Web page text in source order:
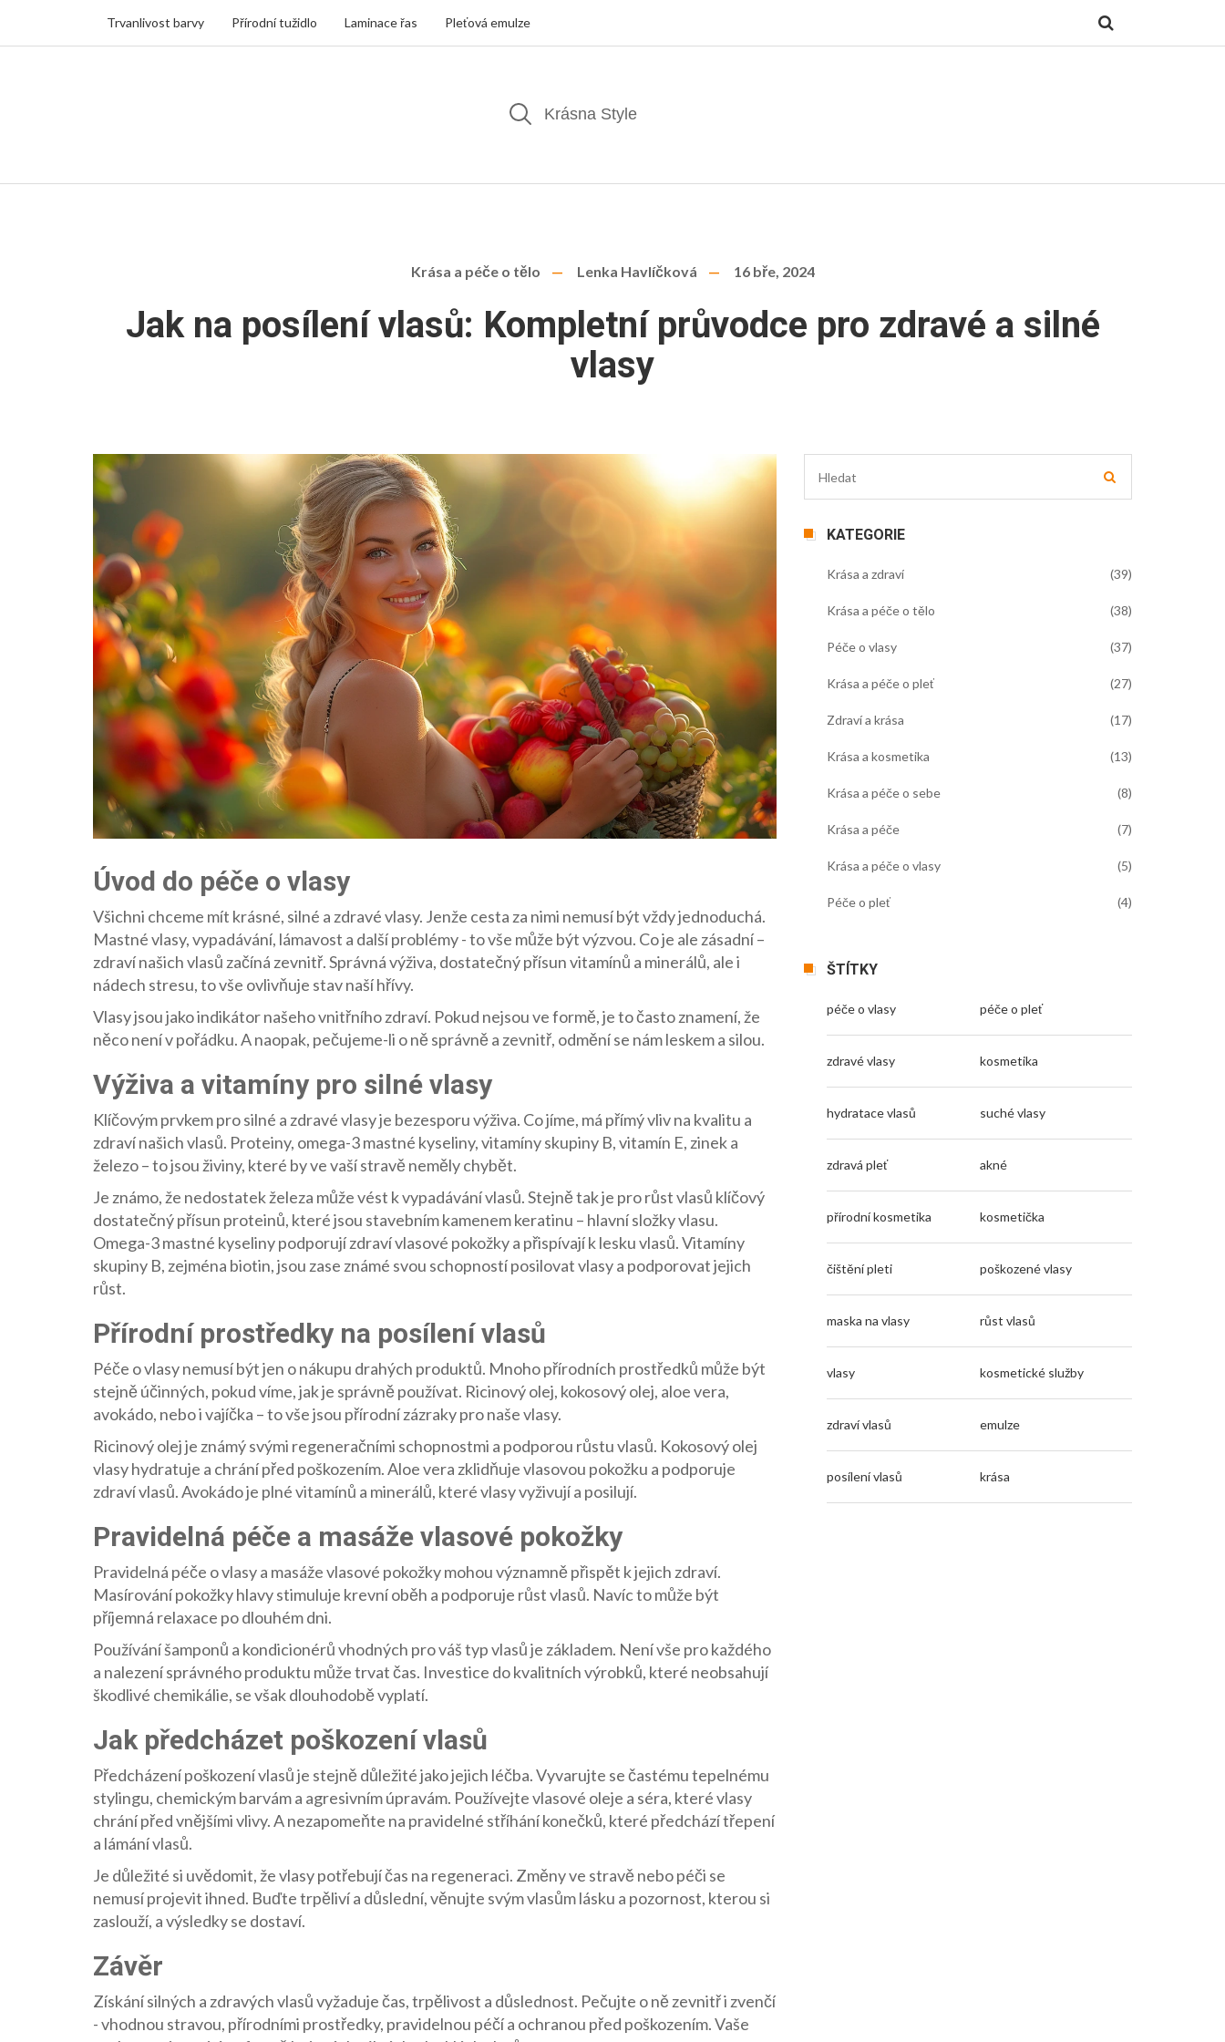
Trvanlivost barvy Přírodní tužidlo Laminace řas Pleťová emulze
Krása a péče o tělo Lenka Havlíčková 16 bře, 2024
Jak na posílení vlasů: Kompletní průvodce pro zdravé a silné
vlasy
Úvod do péče o vlasy
Všichni chceme mít krásné, silné a zdravé vlasy. Jenže cesta za nimi nemusí být vždy jednoduchá.
Mastné vlasy, vypadávání, lámavost a další problémy - to vše může být výzvou. Co je ale zásadní –
zdraví našich vlasů začíná zevnitř. Správná výživa, dostatečný přísun vitamínů a minerálů, ale i
nádech stresu, to vše ovlivňuje stav naší hřívy.
Vlasy jsou jako indikátor našeho vnitřního zdraví. Pokud nejsou ve formě, je to často znamení, že
něco není v pořádku. A naopak, pečujeme-li o ně správně a zevnitř, odmění se nám leskem a silou.
Výživa a vitamíny pro silné vlasy
Klíčovým prvkem pro silné a zdravé vlasy je bezesporu výživa. Co jíme, má přímý vliv na kvalitu a
zdraví našich vlasů. Proteiny, omega-3 mastné kyseliny, vitamíny skupiny B, vitamín E, zinek a
železo – to jsou živiny, které by ve vaší stravě neměly chybět.
Je známo, že nedostatek železa může vést k vypadávání vlasů. Stejně tak je pro růst vlasů klíčový
dostatečný přísun proteinů, které jsou stavebním kamenem keratinu – hlavní složky vlasu.
Omega-3 mastné kyseliny podporují zdraví vlasové pokožky a přispívají k lesku vlasů. Vitamíny
skupiny B, zejména biotin, jsou zase známé svou schopností posilovat vlasy a podporovat jejich
růst.
Přírodní prostředky na posílení vlasů
Péče o vlasy nemusí být jen o nákupu drahých produktů. Mnoho přírodních prostředků může být
stejně účinných, pokud víme, jak je správně používat. Ricinový olej, kokosový olej, aloe vera,
avokádo, nebo i vajíčka – to vše jsou přírodní zázraky pro naše vlasy.
Ricinový olej je známý svými regeneračními schopnostmi a podporou růstu vlasů. Kokosový olej
vlasy hydratuje a chrání před poškozením. Aloe vera zklidňuje vlasovou pokožku a podporuje
zdraví vlasů. Avokádo je plné vitamínů a minerálů, které vlasy vyživují a posilují.
Pravidelná péče a masáže vlasové pokožky
Pravidelná péče o vlasy a masáže vlasové pokožky mohou významně přispět k jejich zdraví.
Masírování pokožky hlavy stimuluje krevní oběh a podporuje růst vlasů. Navíc to může být
příjemná relaxace po dlouhém dni.
Používání šamponů a kondicionérů vhodných pro váš typ vlasů je základem. Není vše pro každého
a nalezení správného produktu může trvat čas. Investice do kvalitních výrobků, které neobsahují
škodlivé chemikálie, se však dlouhodobě vyplatí.
Jak předcházet poškození vlasů
Předcházení poškození vlasů je stejně důležité jako jejich léčba. Vyvarujte se častému tepelnému
stylingu, chemickým barvám a agresivním úpravám. Používejte vlasové oleje a séra, které vlasy
chrání před vnějšími vlivy. A nezapomeňte na pravidelné stříhání konečků, které předchází třepení
a lámání vlasů.
Je důležité si uvědomit, že vlasy potřebují čas na regeneraci. Změny ve stravě nebo péči se
nemusí projevit ihned. Buďte trpěliví a důslední, věnujte svým vlasům lásku a pozornost, kterou si
zaslouží, a výsledky se dostaví.
Závěr
Získání silných a zdravých vlasů vyžaduje čas, trpělivost a důslednost. Pečujte o ně zevnitř i zvenčí
- vhodnou stravou, přírodními prostředky, pravidelnou péčí a ochranou před poškozením. Vaše
KATEGORIE
Krása a zdraví (39)
Krása a péče o tělo (38)
Péče o vlasy (37)
Krása a péče o pleť (27)
Zdraví a krása (17)
Krása a kosmetika (13)
Krása a péče o sebe (8)
Krása a péče (7)
Krása a péče o vlasy (5)
Péče o pleť (4)
ŠTÍTKY
péče o vlasy péče o pleť
zdravé vlasy kosmetika
hydratace vlasů suché vlasy
zdravá pleť akné
přírodní kosmetika kosmetička
čištění pleti poškozené vlasy
maska na vlasy růst vlasů
vlasy kosmetické služby
zdraví vlasů emulze
posílení vlasů krása